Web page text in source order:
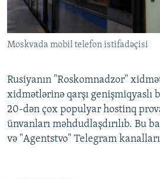
Moskvada mobil telefon istifadəçisi
Rusiyanın "Roskomnadzor"
xidmətlərinə qarşı genişmiqyaslı
20-dən çox populyar hostinq
ünvanları məhdudlaşdırılıb. Bu
və "Agentstvo" Telegram